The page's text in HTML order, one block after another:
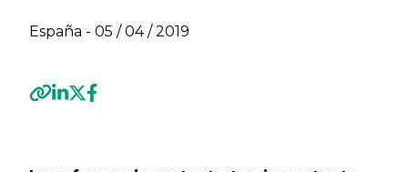
España - 05 / 04 / 2019